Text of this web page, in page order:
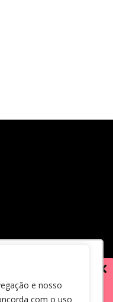
melhor
em nosso
e nosso
com o uso